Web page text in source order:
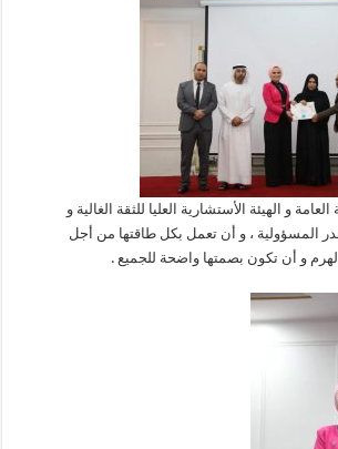
و الهيئة الأستشارية العليا للثقة الغالية و
المسؤولية ، و أن تعمل بكل طاقتها من أجل
و أن تكون بصمتها واضحة للجميع .